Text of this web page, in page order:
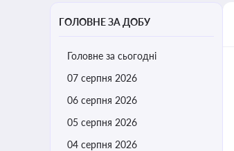
ГОЛОВНЕ ЗА ДОБУ
Головне за сьогодні
07 серпня 2026
06 серпня 2026
05 серпня 2026
04 серпня 2026